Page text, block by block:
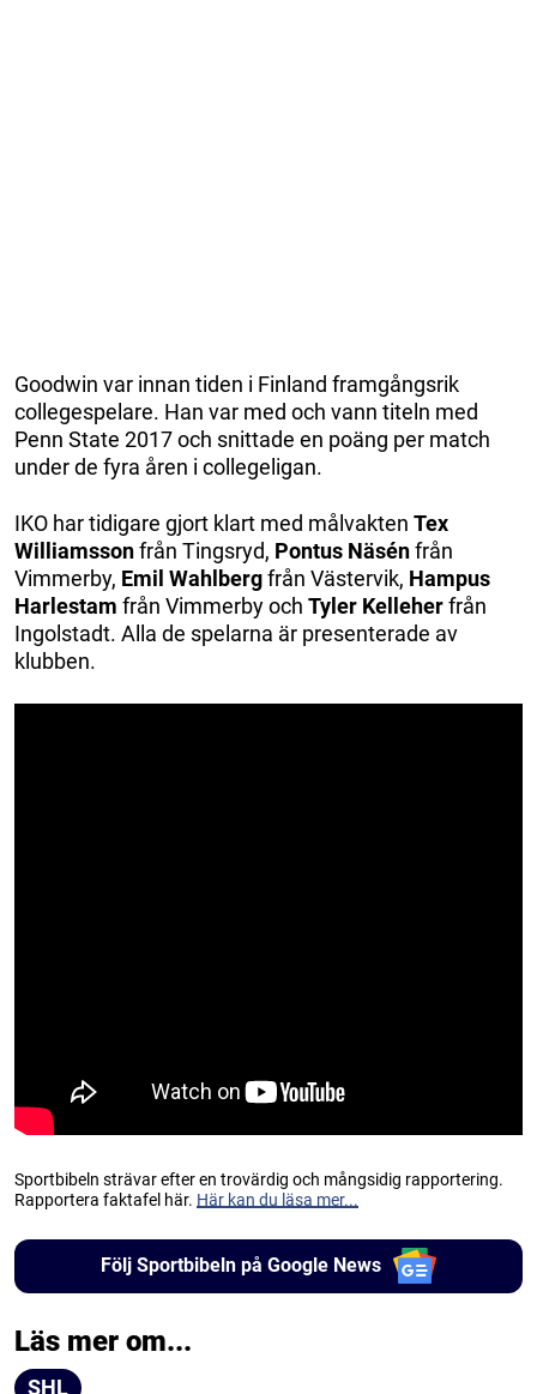
Goodwin var innan tiden i Finland framgångsrik
collegespelare. Han var med och vann titeln med
Penn State 2017 och snittade en poäng per match
under de fyra åren i collegeligan.
IKO har tidigare gjort klart med målvakten Tex
Williamssonfrån Tingsryd, Pontus Näsénfrån
Vimmerby, Emil Wahlbergfrån Västervik, Hampus
Harlestam från Vimmerby och Tyler Kelleherfrån
Ingolstadt. Alla de spelarna är presenterade av
klubben.
Sportbibeln strävar efter en trovärdig och mångsidig rapportering.
Rapportera faktafel här. Här kan du läsa mer...
Följ Sportbibeln på Google News
Läs mer om...
SHL